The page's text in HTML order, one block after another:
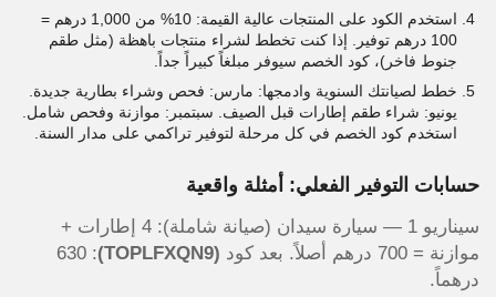
استخدم الكود على المنتجات عالية القيمة: 10% من 1,000 درهم =
100 درهم توفير. إذا كنت تخطط لشراء منتجات باهظة (مثل طقم
جنوط فاخر)، كود الخصم سيوفر مبلغاً كبيراً جداً.
خطط لصيانتك السنوية وادمجها: مارس: فحص وشراء بطارية جديدة.
يونيو: شراء طقم إطارات قبل الصيف. سبتمبر: موازنة وفحص شامل.
استخدم كود الخصم في كل مرحلة لتوفير تراكمي على مدار السنة.
حسابات التوفير الفعلي: أمثلة واقعية
سيناريو 1 — سيارة سيدان (صيانة شاملة): 4 إطارات +
موازنة = 700 درهم أصلاً. بعد كود
(TOPLFXQN9)
: 630
درهماً.